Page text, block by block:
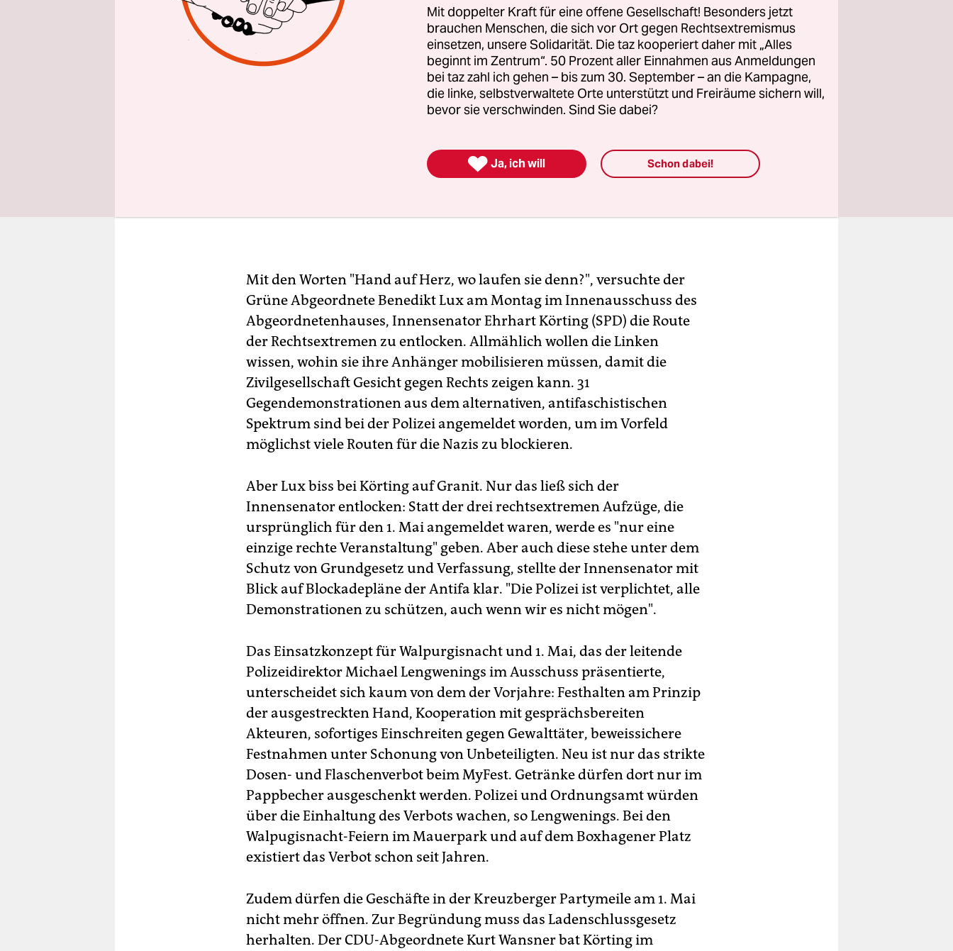
Mit den Worten "Hand auf Herz, wo laufen sie denn?", versuchte der
Grüne Abgeordnete Benedikt Lux am Montag im Innenausschuss des
Abgeordnetenhauses, Innensenator Ehrhart Körting (SPD) die Route
der Rechtsextremen zu entlocken. Allmählich wollen die Linken
wissen, wohin sie ihre Anhänger mobilisieren müssen, damit die
Zivilgesellschaft Gesicht gegen Rechts zeigen kann. 31
Gegendemonstrationen aus dem alternativen, antifaschistischen
Spektrum sind bei der Polizei angemeldet worden, um im Vorfeld
möglichst viele Routen für die Nazis zu blockieren.
Aber Lux biss bei Körting auf Granit. Nur das ließ sich der
Innensenator entlocken: Statt der drei rechtsextremen Aufzüge, die
ursprünglich für den 1. Mai angemeldet waren, werde es "nur eine
einzige rechte Veranstaltung" geben. Aber auch diese stehe unter dem
Schutz von Grundgesetz und Verfassung, stellte der Innensenator mit
Blick auf Blockadepläne der Antifa klar. "Die Polizei ist verplichtet, alle
Demonstrationen zu schützen, auch wenn wir es nicht mögen".
Das Einsatzkonzept für Walpurgisnacht und 1. Mai, das der leitende
Polizeidirektor Michael Lengwenings im Ausschuss präsentierte,
unterscheidet sich kaum von dem der Vorjahre: Festhalten am Prinzip
der ausgestreckten Hand, Kooperation mit gesprächsbereiten
Akteuren, sofortiges Einschreiten gegen Gewalttäter, beweissichere
Festnahmen unter Schonung von Unbeteiligten. Neu ist nur das strikte
Dosen- und Flaschenverbot beim MyFest. Getränke dürfen dort nur im
Pappbecher ausgeschenkt werden. Polizei und Ordnungsamt würden
über die Einhaltung des Verbots wachen, so Lengwenings. Bei den
Walpugisnacht-Feiern im Mauerpark und auf dem Boxhagener Platz
existiert das Verbot schon seit Jahren.
Zudem dürfen die Geschäfte in der Kreuzberger Partymeile am 1. Mai
nicht mehr öffnen. Zur Begründung muss das Ladenschlussgesetz
herhalten. Der CDU-Abgeordnete Kurt Wansner bat Körting im
Mit doppelter Kraft für eine offene Gesellschaft! Besonders jetzt
brauchen Menschen, die sich vor Ort gegen Rechtsextremismus
einsetzen, unsere Solidarität. Die taz kooperiert daher mit „Alles
beginnt im Zentrum“. 50 Prozent aller Einnahmen aus Anmeldungen
bei taz zahl ich gehen – bis zum 30. September – an die Kampagne,
die linke, selbstverwaltete Orte unterstützt und Freiräume sichern will,
bevor sie verschwinden. Sind Sie dabei?
 Ja, ich will Schon dabei!